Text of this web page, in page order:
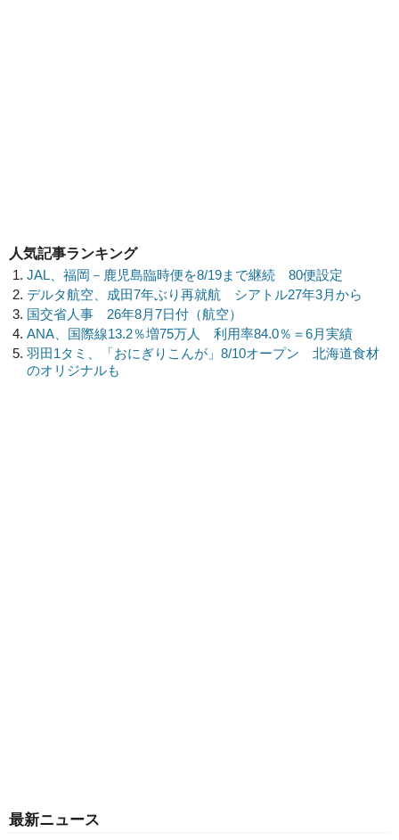
最新ニュース
人気記事ランキング
JAL、福岡－鹿児島臨時便を8/19まで継続 80便設定
デルタ航空、成田7年ぶり再就航 シアトル27年3月から
国交省人事 26年8月7日付（航空）
ANA、国際線13.2％増75万人 利用率84.0％＝6月実績
羽田1タミ、「おにぎりこんが」8/10オープン 北海道食材
のオリジナルも